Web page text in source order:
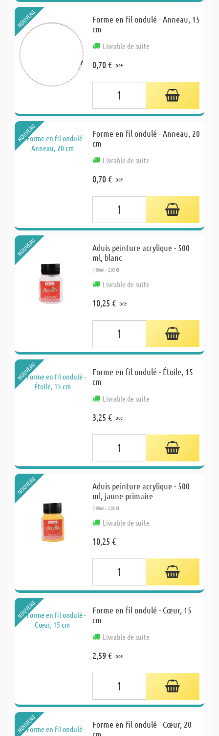
Forme en fil ondulé - Anneau, 15
cm
Livrable de suite
0,70 € pce
NOUVEAU
Forme en fil ondulé - Anneau, 20
cm
Livrable de suite
0,70 € pce
NOUVEAU
Aduis peinture acrylique - 500
ml, blanc
(100ml = 2,05 €)
Livrable de suite
10,25 € pce
NOUVEAU
Forme en fil ondulé - Étoile, 15
cm
Livrable de suite
3,25 € pce
NOUVEAU
Aduis peinture acrylique - 500
ml, jaune primaire
(100ml = 2,05 €)
Livrable de suite
10,25 €
NOUVEAU
Forme en fil ondulé - Cœur, 15
cm
Livrable de suite
2,59 € pce
NOUVEAU
Forme en fil ondulé - Cœur, 20
cm
NOUVEAU